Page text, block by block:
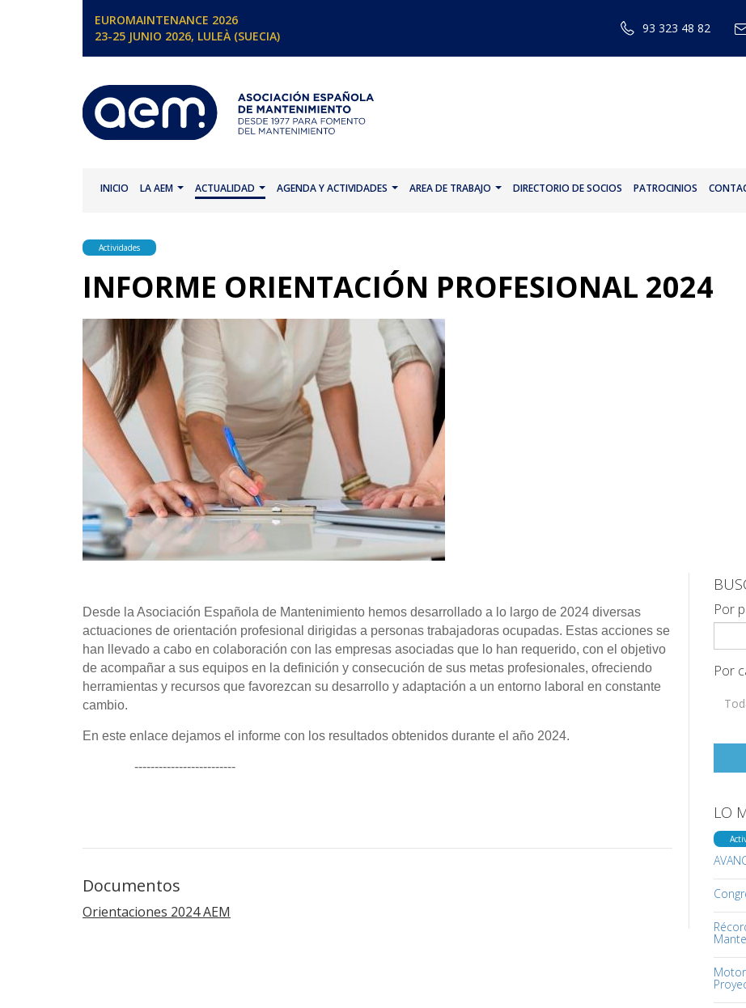
EUROMAINTENANCE 2026
23-25 JUNIO 2026, LULEÀ (SUECIA)
93 323 48 82
INICIO LA AEM ACTUALIDAD AGENDA Y ACTIVIDADES AREA DE TRABAJO DIRECTORIO DE SOCIOS PATROCINIOS
Actividades
INFORME ORIENTACIÓN PROFESIONAL 2024
Desde la Asociación Española de Mantenimiento hemos desarrollado a lo largo de 2024 diversas
actuaciones de orientación profesional dirigidas a personas trabajadoras ocupadas. Estas acciones se
han llevado a cabo en colaboración con las empresas asociadas que lo han requerido, con el objetivo
de acompañar a sus equipos en la definición y consecución de sus metas profesionales, ofreciendo
herramientas y recursos que favorezcan su desarrollo y adaptación a un entorno laboral en constante
cambio.
En este enlace dejamos el informe con los resultados obtenidos durante el año 2024.
-------------------------
Documentos
Orientaciones 2024 AEM
Por
Por
LO